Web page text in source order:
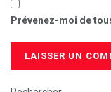
Prévenez-moi de